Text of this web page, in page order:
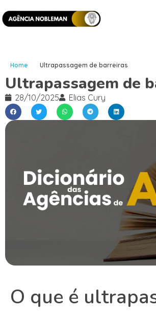
Home Ultrapassagem de barreiras
Ultrapassagem de
28/10/2025 Elias Cury
O que é